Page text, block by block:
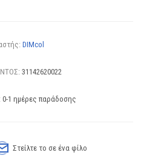
DIMcol
31142620022
0-1 ημέρες παράδοσης
Στείλτε το σε ένα φίλο